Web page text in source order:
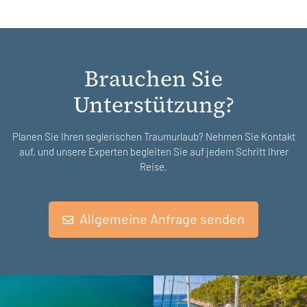
Brauchen Sie
Unterstützung?
Planen Sie Ihren seglerischen Traumurlaub? Nehmen Sie Kontakt
auf, und unsere Experten begleiten Sie auf jedem Schritt Ihrer
Reise.
Allgemeine Anfrage senden